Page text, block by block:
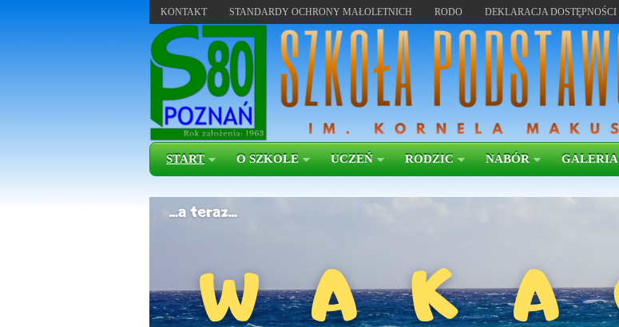
KONTAKT STANDARDY OCHRONY MAŁOLETNICH RODO DEKLARACJA DOSTĘPNOŚCI
START O SZKOLE UCZEŃ RODZIC NABÓR GALERIA